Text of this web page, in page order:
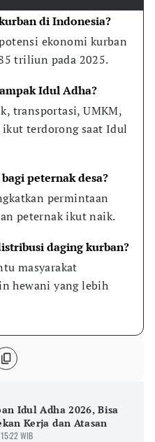
di Indonesia?
ekonomi kurban
triliun pada 2025.
Idul Adha?
transportasi, UMKM,
ikut terdorong saat Idul
peternak desa?
permintaan
peternak ikut naik.
daging kurban?
masyarakat
hewani yang lebih
Idul Adha 2026, Bisa
Kerja dan Atasan
WIB